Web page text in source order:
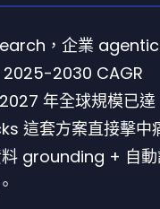
，企業
2025-2030 CAGR
年全球規模已達
這套方案直接擊中
grounding + 自